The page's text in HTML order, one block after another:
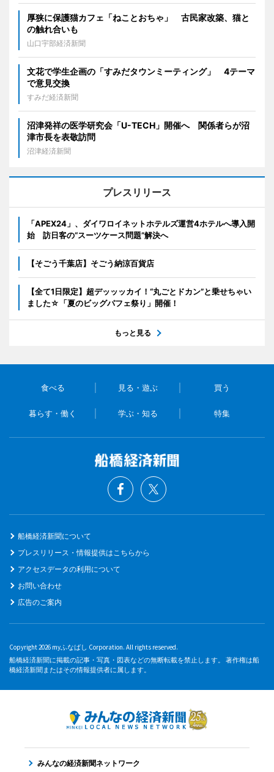
厚狭に保護猫カフェ「ねことおちゃ」 古民家改築、猫と
の触れ合いも
山口宇部経済新聞
文花で学生企画の「すみだタウンミーティング」 4テーマ
で意見交換
すみだ経済新聞
沼津発祥の医学研究会「U-TECH」開催へ 関係者らが沼
津市長を表敬訪問
沼津経済新聞
プレスリリース
「APEX24」、ダイワロイネットホテルズ運営4ホテルへ導入開
始 訪日客の“スーツケース問題”解決へ
【そごう千葉店】そごう納涼百貨店
【全て1日限定】超デッッッカイ！“丸ごとドカン”と乗せちゃい
ました☆「夏のビッグパフェ祭り」開催！
もっと見る
食べる 見る・遊ぶ 買う
暮らす・働く 学ぶ・知る 特集
船橋経済新聞について
プレスリリース・情報提供はこちらから
アクセスデータの利用について
お問い合わせ
広告のご案内
Copyright 2026 myふなばし Corporation. All rights reserved.
船橋経済新聞に掲載の記事・写真・図表などの無断転載を禁止します。 著作権は船
橋経済新聞またはその情報提供者に属します。
みんなの経済新聞ネットワーク